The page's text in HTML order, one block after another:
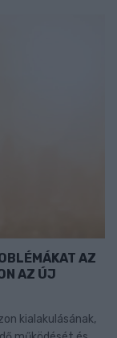
AZ
AZ ÚJ
kialakulásának,